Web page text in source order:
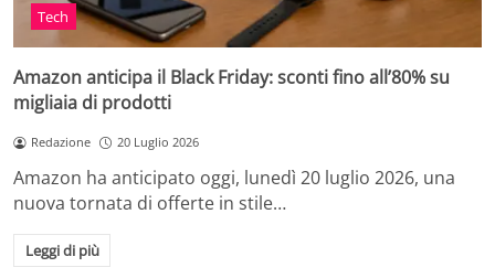
Tech
Amazon anticipa il Black Friday: sconti fino all’80% su
migliaia di prodotti
Redazione 20 Luglio 2026
Amazon ha anticipato oggi, lunedì 20 luglio 2026, una
nuova tornata di offerte in stile…
Leggi di più